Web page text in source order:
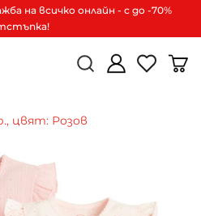
на всичко онлайн - с до -70%
цвят: Розов